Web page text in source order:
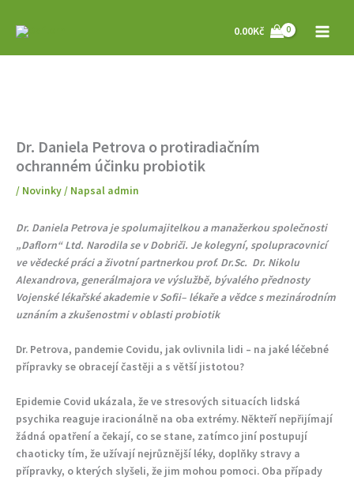
obsah
0.00Kč
Dr. Daniela Petrova o protiradiačním
ochranném účinku probiotik
/ Novinky/ Napsal admin
Dr. Daniela Petrova je spolumajitelkou a manažerkou společnosti
„Daflorn“ Ltd. Narodila se v Dobriči. Je kolegyní, spolupracovnicí
ve vědecké práci a životní partnerkou prof. Dr.Sc. Dr. Nikolu
Alexandrova, generálmajora ve výslužbě, bývalého přednosty
Vojenské lékařské akademie v Sofii– lékaře a vědce s mezinárodním
uznáním a zkušenostmi v oblasti probiotik
Dr. Petrova, pandemie Covidu, jak ovlivnila lidi – na jaké léčebné
přípravky se obracejí častěji a s větší jistotou?
Epidemie Covid ukázala, že ve stresových situacích lidská
psychika reaguje iracionálně na oba extrémy. Někteří nepřijímají
žádná opatření a čekají, co se stane, zatímco jiní postupují
chaoticky tím, že užívají nejrůznější léky, doplňky stravy a
přípravky, o kterých slyšeli, že jim mohou pomoci. Oba případy